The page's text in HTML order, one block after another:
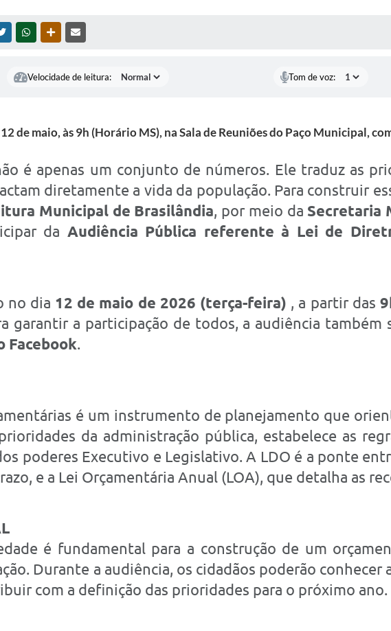
TWITTERWHATSAPPOUTRAS MÍDIAS
Velocidade de leitura: Tom de voz:
de maio, às 9h (Horário MS), na Sala de Reuniões do Paço Municipal,
é apenas um conjunto de números. Ele traduz as
diretamente a vida da população. Para construir
Municipal de Brasilândia, por meio da Secretaria
da Audiência Pública referente à Lei de
no dia 12 de maio de 2026 (terça-feira) , a partir das
garantir a participação de todos, a audiência
Facebook.
é um instrumento de planejamento que
da administração pública, estabelece as
poderes Executivo e Legislativo. A LDO é a ponte
e a Lei Orçamentária Anual (LOA), que detalha as
é fundamental para a construção de um
Durante a audiência, os cidadãos poderão
com a definição das prioridades para o próximo ano.